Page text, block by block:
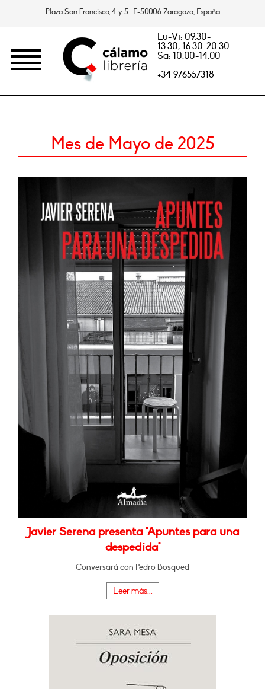
Plaza San Francisco, 4 y 5. E-50006 Zaragoza, España
Lu-Vi: 09.30-
13.30, 16.30-20.30
Sa: 10.00-14.00
+34 976557318
Mes de Mayo de 2025
Javier Serena presenta "Apuntes para una
despedida"
Conversará con Pedro Bosqued
Leer más...